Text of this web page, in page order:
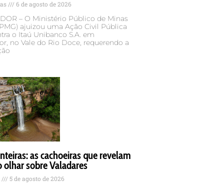
6 de agosto de 2026
– O Ministério Público de Minas
ajuizou uma Ação Civil Pública
o Itaú Unibanco S.A. em
no Vale do Rio Doce, requerendo a
as cachoeiras que revelam
olhar sobre Valadares
5 de agosto de 2026